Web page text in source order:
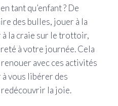
tant qu’enfant ? De
des bulles, jouer à la
à la craie sur le trottoir,
à votre journée. Cela
avec ces activités
vous libérer des
la joie.